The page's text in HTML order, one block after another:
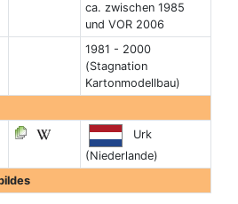
ca. zwischen 1985
und VOR 2006
1981 - 2000
(Stagnation
Kartonmodellbau)
Urk
(Niederlande)